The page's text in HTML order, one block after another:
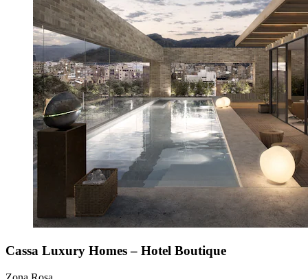
Cassa Luxury Homes – Hotel Boutique